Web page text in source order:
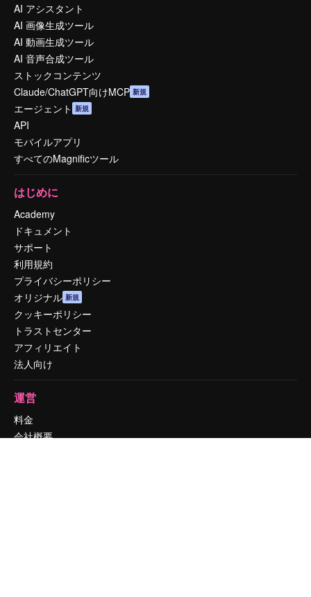
AI アシスタント
AI 画像生成ツール
AI 動画生成ツール
AI 音声合成ツール
ストックコンテンツ
Claude/ChatGPT向けMCP 新規
エージェント 新規
API
モバイルアプリ
すべてのMagnificツール
はじめに
Academy
ドキュメント
サポート
利用規約
プライバシーポリシー
オリジナル 新規
クッキーポリシー
トラストセンター
アフィリエイト
法人向け
運営
料金
会社概要